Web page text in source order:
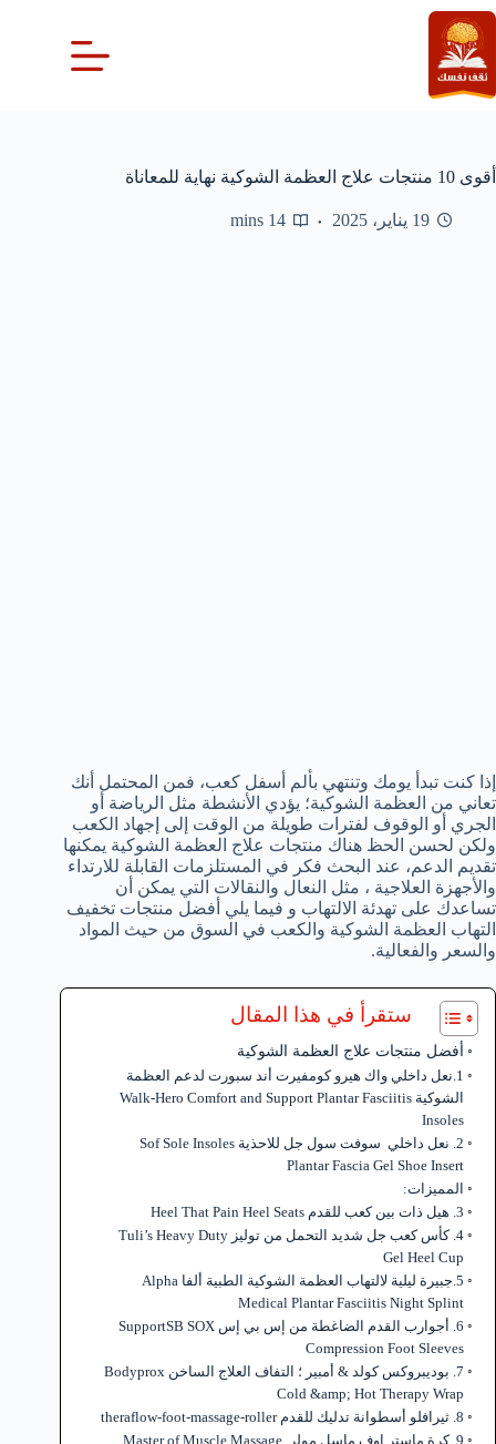
التجاوز
إلى
المحتوى
أقوى 10 منتجات علاج العظمة الشوكية نهاية للمعاناة
19 يناير، 2025 14 mins
إذا كنت تبدأ يومك وتنتهي بألم أسفل كعب، فمن المحتمل أنك
تعاني من العظمة الشوكية؛ يؤدي الأنشطة مثل الرياضة أو
الجري أو الوقوف لفترات طويلة من الوقت إلى إجهاد الكعب
ولكن لحسن الحظ هناك منتجات علاج العظمة الشوكية يمكنها
تقديم الدعم، عند البحث فكر في المستلزمات القابلة للارتداء
والأجهزة العلاجية ، مثل النعال والنقالات التي يمكن أن
تساعدك على تهدئة الالتهاب و فيما يلي أفضل منتجات تخفيف
التهاب العظمة الشوكية والكعب في السوق من حيث المواد
والسعر والفعالية.
ستقرأ في هذا المقال
أفضل منتجات علاج العظمة الشوكية
1.نعل داخلي واك هيرو كومفيرت أند سبورت لدعم العظمة
الشوكية Walk-Hero Comfort and Support Plantar Fasciitis
Insoles
2. نعل داخلي سوفت سول جل للاحذية Sof Sole Insoles
Plantar Fascia Gel Shoe Insert
المميزات:
3. هيل ذات بين كعب للقدم Heel That Pain Heel Seats
4. كأس كعب جل شديد التحمل من توليز Tuli’s Heavy Duty
Gel Heel Cup
5.جبيرة ليلية لالتهاب العظمة الشوكية الطبية ألفا Alpha
Medical Plantar Fasciitis Night Splint
6. أجوارب القدم الضاغطة من إس بي إس SupportSB SOX
Compression Foot Sleeves
7. بوديبروكس كولد & أمبير ؛ التفاف العلاج الساخن Bodyprox
Cold &amp; Hot Therapy Wrap
8. ثيرافلو أسطوانة تدليك للقدم theraflow-foot-massage-roller
9. كرة ماستر اوف ماسل مولر Master of Muscle Massage